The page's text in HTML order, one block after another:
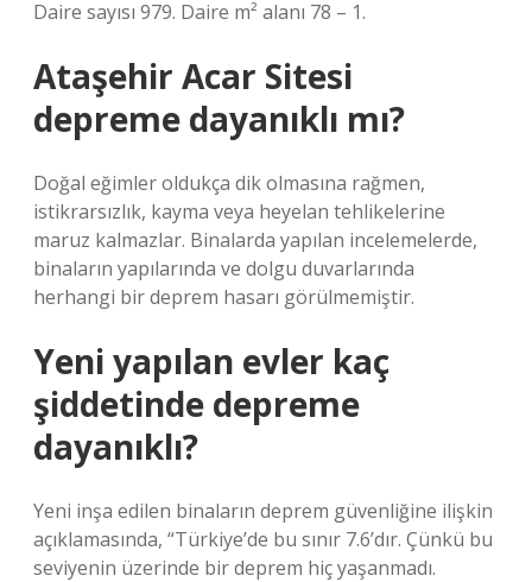
Daire sayısı 979. Daire m² alanı 78 – 1.
Ataşehir Acar Sitesi
depreme dayanıklı mı?
Doğal eğimler oldukça dik olmasına rağmen,
istikrarsızlık, kayma veya heyelan tehlikelerine
maruz kalmazlar. Binalarda yapılan incelemelerde,
binaların yapılarında ve dolgu duvarlarında
herhangi bir deprem hasarı görülmemiştir.
Yeni yapılan evler kaç
şiddetinde depreme
dayanıklı?
Yeni inşa edilen binaların deprem güvenliğine ilişkin
açıklamasında, “Türkiye’de bu sınır 7.6’dır. Çünkü bu
seviyenin üzerinde bir deprem hiç yaşanmadı.